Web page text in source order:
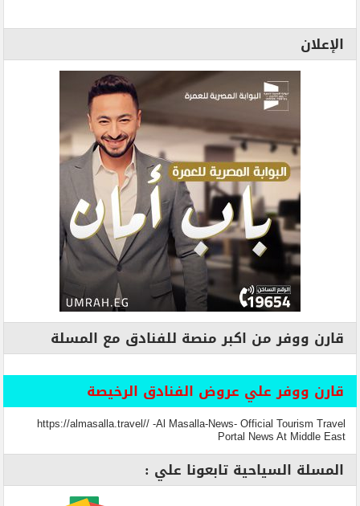
الإعلان
قارن ووفر من اكبر منصة للفنادق مع المسلة
قارن ووفر علي عروض الفنادق الرخيصة
https://almasalla.travel// -Al Masalla-News- Official Tourism Travel
Portal News At Middle East
المسلة السياحية تابعونا علي :